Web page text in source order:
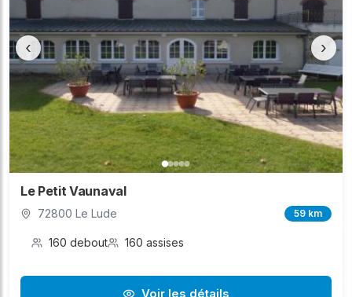
‹ ›
Le Petit Vaunaval
72800 Le Lude 59 km
160 debout 160 assises
Voir les détails